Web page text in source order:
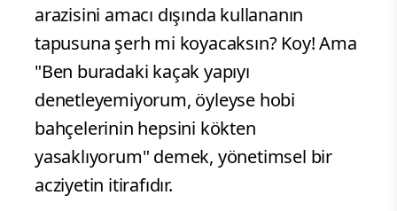
arazisini amacı dışında kullananın
tapusuna şerh mi koyacaksın? Koy! Ama
"Ben buradaki kaçak yapıyı
denetleyemiyorum, öyleyse hobi
bahçelerinin hepsini kökten
yasaklıyorum" demek, yönetimsel bir
acziyetin itirafıdır.